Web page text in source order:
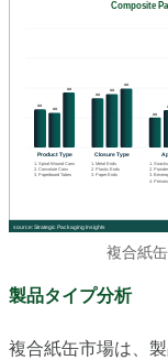
複合紙
製品タイプ分析
複合紙缶市場は、